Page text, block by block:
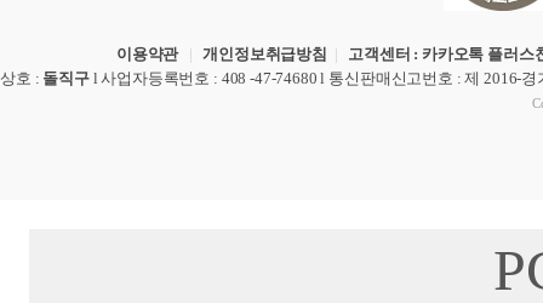
이용약관 |개인정보취급방침 | 고객센터 : 카카오톡 플러스
상호 : 돌직구 l사업자등록번호 : 408 -47-74680 l 통신판매신고번호 : 제 2016-